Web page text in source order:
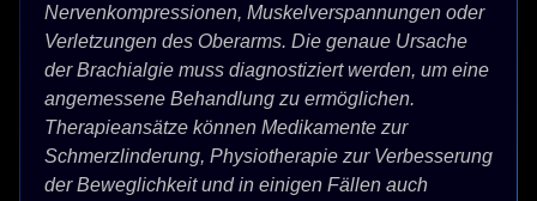
Nervenkompressionen, Muskelverspannungen oder
Verletzungen des Oberarms. Die genaue Ursache
der Brachialgie muss diagnostiziert werden, um eine
angemessene Behandlung zu ermöglichen.
Therapieansätze können Medikamente zur
Schmerzlinderung, Physiotherapie zur Verbesserung
der Beweglichkeit und in einigen Fällen auch